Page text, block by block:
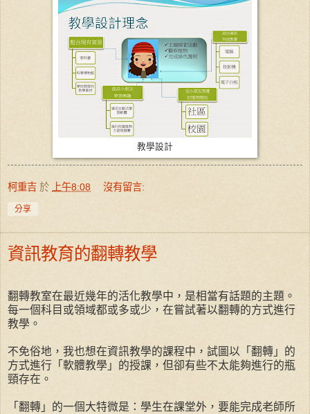
教學設計
柯重吉 於 上午8:08 沒有留言:
分享
資訊教育的翻轉教學
翻轉教室在最近幾年的活化教學中，是相當有話題的主題。
每一個科目或領域都或多或少，在嘗試著以翻轉的方式進行
教學。
不免俗地，我也想在資訊教學的課程中，試圖以「翻轉」的
方式進行「軟體教學」的授課，但卻有些不太能夠進行的瓶
頸存在。
「翻轉」的一個大特微是：學生在課堂外，要能完成老師所